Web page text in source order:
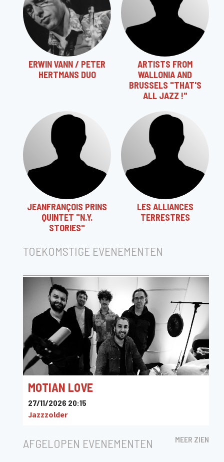
ERWIN VANN / PETER
HERTMANS DUO
ARTISTS FROM
WALLONIA AND
BRUSSELS "THAT'S
ALL JAZZ !"
JEANFRANÇOIS PRINS
QUINTET "N.Y.
STORIES"
LES ALLIANCES
TERRESTRES
TOEKOMSTIGE EVENEMENTEN
MOTIAN LOVE
27/11/2026 20:15
Jazzzolder
AFGELOPEN EVENEMENTEN MEER ZIEN